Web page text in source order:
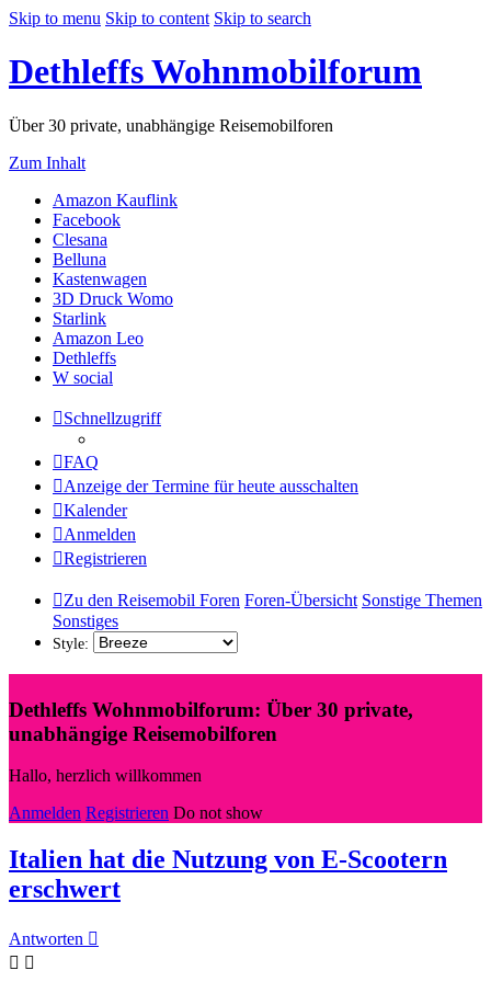
Skip to menu Skip to content Skip to search
Dethleffs Wohnmobilforum
Über 30 private, unabhängige Reisemobilforen
Zum Inhalt
Amazon Kauflink(Opens
Facebook(Opens
tab)
Clesana
new
tab)
Belluna
a
new
tab)
Kastenwagen
a
3D Druck Womo(Opens
Starlink(Opens
a
new
tab)
Amazon Leo(Opens
Dethleffs(Opens
tab)
W social
new
Schnellzugriff
FAQ
Anzeige der Termine für heute ausschalten
Kalender
Anmelden
Registrieren
Zu den Reisemobil Foren Foren-Übersicht Sonstige Themen
Sonstiges
Style:
Dethleffs Wohnmobilforum: Über 30 private,
unabhängige Reisemobilforen
Hallo, herzlich willkommen
Anmelden Registrieren Do not show
Italien hat die Nutzung von E-Scootern
erschwert
Antworten